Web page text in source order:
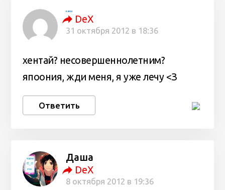
кама
DeX
31 октября 2012 в 18:36
хентай? несовершеннолетним?
япоония, жди меня, я уже лечу <З
Ответить
Даша
DeX
8 октября 2012 в 19:36